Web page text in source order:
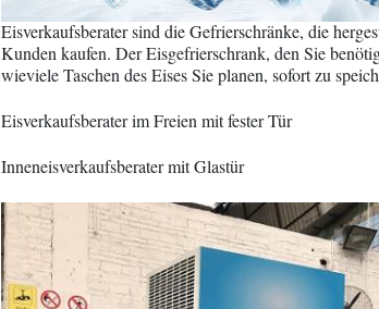
Eisverkaufsberater sind die Gefrierschränke, die
Kunden kaufen. Der Eisgefrierschrank, den Sie
wieviele Taschen des Eises Sie planen, sofort zu
Eisverkaufsberater im Freien mit fester Tür
Inneneisverkaufsberater mit Glastür